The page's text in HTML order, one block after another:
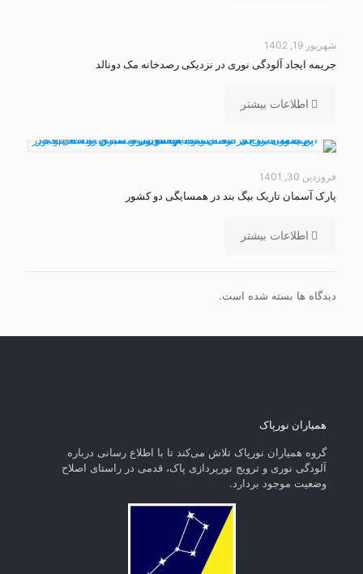
شهریور 19, 1402
جریمه ایجاد آلودگی نوری در نزدیکی رصدخانه مک دونالد
اطلاعات بیشتر
فروردین 30, 1401
پارک آسمان تاریک بیگ بند در همسایگی دو کشور
اطلاعات بیشتر
دیدگاه ها بسته شده است.
همیاران نورپاک
گروه همیاران نورپاک تلاش می‌کند تا با اطلاع رسانی درباره
آلودگی نوری و ترویج نورپردازی پاک، قدمی در راستای‌ اصلاح
وضعیت موجود بردارد.